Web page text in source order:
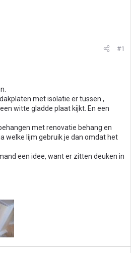
#1
met isolatie er tussen ,
witte gladde plaat kijkt. En een
met renovatie behang en
welke lijm gebruik je dan omdat het
een idee, want er zitten deuken in